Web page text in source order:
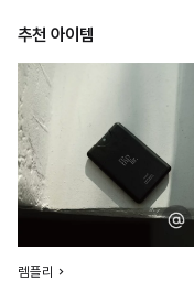
추천 아이템
렘플리